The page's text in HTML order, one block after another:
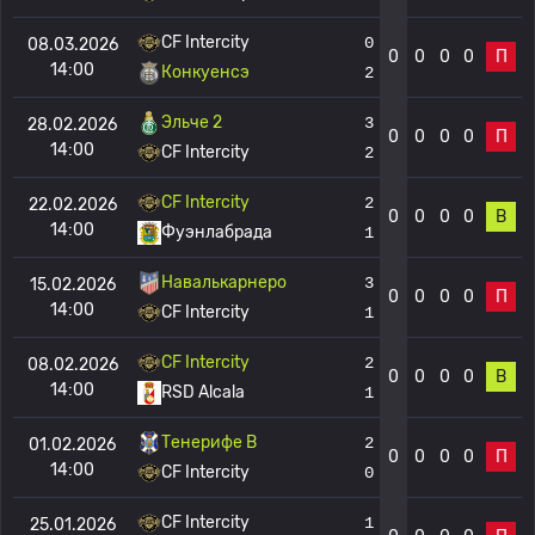
08.03.2026
14:00
CF Intercity
Конкуенсэ
0
2
0 0 0 0 П
28.02.2026
14:00
Эльче 2
CF Intercity
3
2
0 0 0 0 П
22.02.2026
14:00
CF Intercity
Фуэнлабрада
2
1
0 0 0 0 В
15.02.2026
14:00
Навалькарнеро
CF Intercity
3
1
0 0 0 0 П
08.02.2026
14:00
CF Intercity
RSD Alcala
2
1
0 0 0 0 В
01.02.2026
14:00
Тенерифе B
CF Intercity
2
0
0 0 0 0 П
25.01.2026 CF Intercity 1